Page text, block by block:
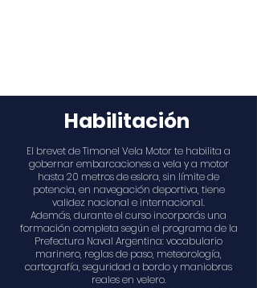
Habilitación
El brevet de Timonel Vela Motor te habilita a
gobernar embarcaciones a vela y a motor
hasta 20 metros de eslora, sin límite de
potencia, en navegación deportiva, tiene
validez nacional e internacional.
Además, durante el curso incorporás una
formación completa según el programa de la
Prefectura Naval Argentina: vocabulario
marinero, reglas de paso, meteorología,
cartografía, seguridad a bordo y maniobras
reales en velero.